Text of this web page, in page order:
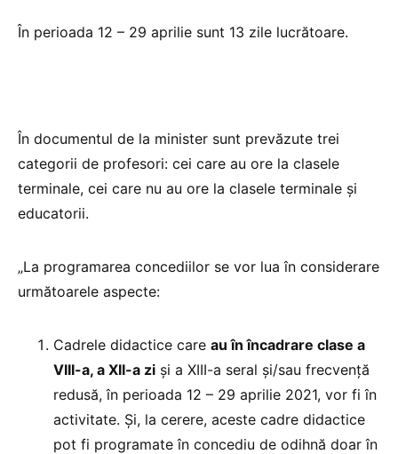
În perioada 12 – 29 aprilie sunt 13 zile lucrătoare.
În documentul de la minister sunt prevăzute trei
categorii de profesori: cei care au ore la clasele
terminale, cei care nu au ore la clasele terminale și
educatorii.
„La programarea concediilor se vor lua în considerare
următoarele aspecte:
Cadrele didactice care au în încadrare clase a
VIII-a, a XII-a zi și a XIII-a seral și/sau frecvență
redusă, în perioada 12 – 29 aprilie 2021, vor fi în
activitate. Și, la cerere, aceste cadre didactice
pot fi programate în concediu de odihnă doar în